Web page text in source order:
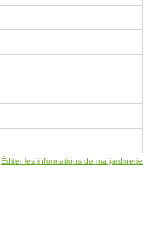
Éditer les informations de ma jardinerie